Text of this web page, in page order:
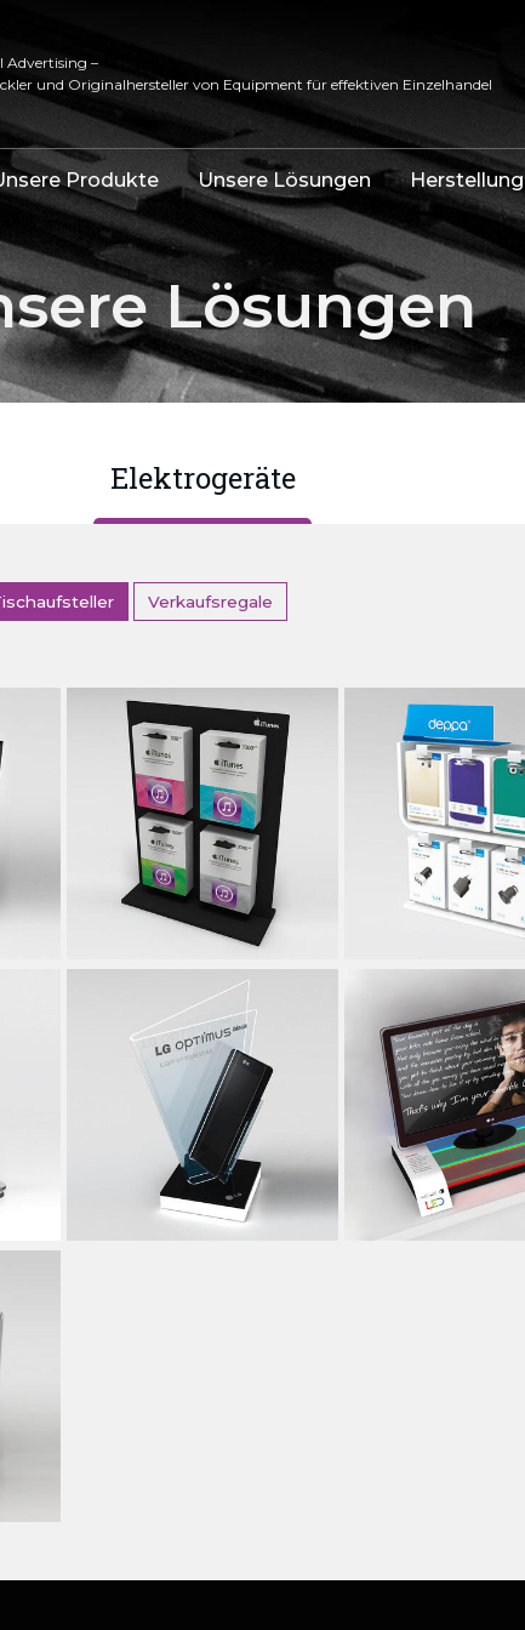
Advertising –
und Originalhersteller von Equipment für effektiven Einzelhandel
Produkte Unsere Lösungen Herstellung
Lösungen
Elektrogeräte
Verkaufsregale